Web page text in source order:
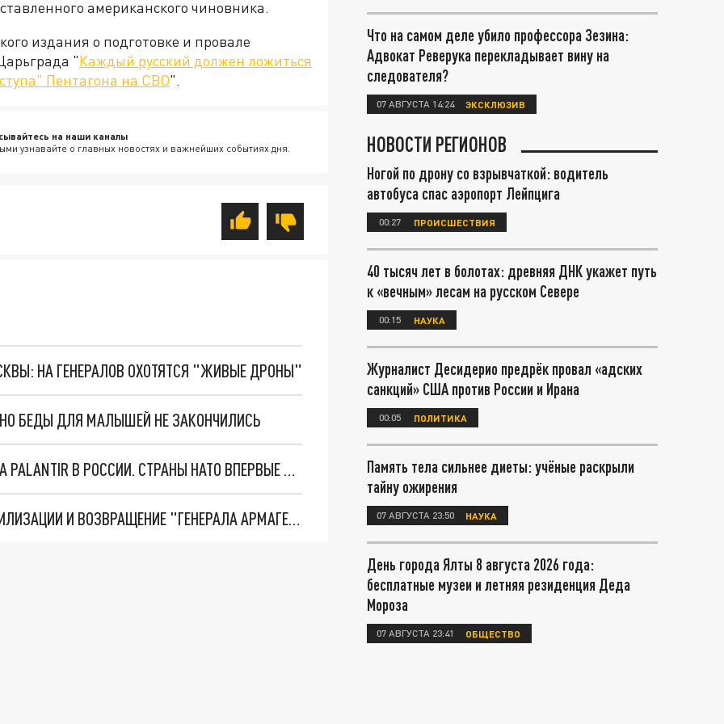
американского чиновника.
издания о подготовке и провале
"Каждый русский должен ложиться
Пентагона на СВО".
на наши каналы
узнавайте о главных новостях и важнейших событиях дня.
НА ГЕНЕРАЛОВ ОХОТЯТСЯ "ЖИВЫЕ ДРОНЫ"
БЕДЫ ДЛЯ МАЛЫШЕЙ НЕ ЗАКОНЧИЛИСЬ
"ОЧЕНЬ ПЛОХИЕ НОВОСТИ": БОЛЬШАЯ ОШИБКА PALANTIR В РОССИИ. СТРАНЫ НАТО ВПЕРВЫЕ ЗА СВО ОСТАНОВИЛИ ПОСТАВКИ ОРУЖИЯ. ВСУ ТЕРЯЮТ ПРИГРАНИЧЬЕ?
ТРИ ГЛАВНЫХ ИНСАЙДА ОБ СВО. ОТМЕНА МОБИЛИЗАЦИИ И ВОЗВРАЩЕНИЕ "ГЕНЕРАЛА АРМАГЕДДОНА"? ОТЛИЧНЫЕ НОВОСТИ, КОТОРЫЕ ЖДАЛИ ВСЕ
Что на самом деле убило профессора Зезина:
Адвокат Реверука перекладывает вину на
следователя?
07 АВГУСТА 14:24 ЭКСКЛЮЗИВ
НОВОСТИ РЕГИОНОВ
Ногой по дрону со взрывчаткой: водитель
автобуса спас аэропорт Лейпцига
00:27 ПРОИСШЕСТВИЯ
40 тысяч лет в болотах: древняя ДНК укажет путь
к «вечным» лесам на русском Севере
00:15 НАУКА
Журналист Десидерио предрёк провал «адских
санкций» США против России и Ирана
00:05 ПОЛИТИКА
Память тела сильнее диеты: учёные раскрыли
тайну ожирения
07 АВГУСТА 23:50 НАУКА
День города Ялты 8 августа 2026 года:
бесплатные музеи и летняя резиденция Деда
Мороза
07 АВГУСТА 23:41 ОБЩЕСТВО